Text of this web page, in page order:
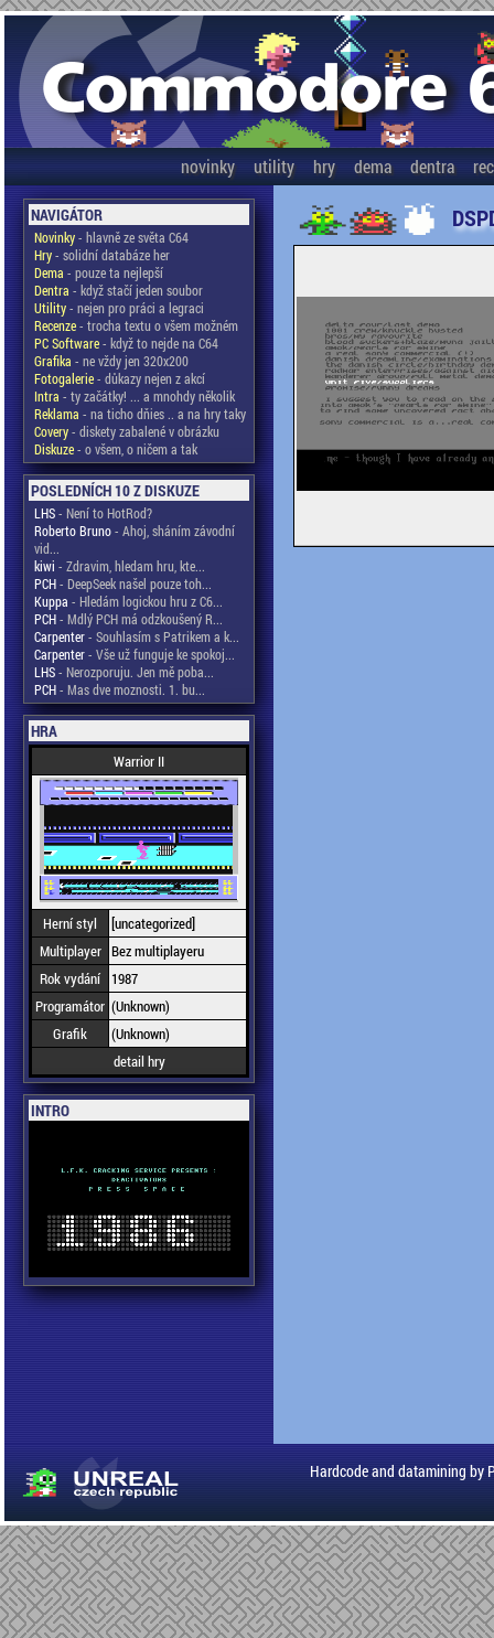
novinky utility hry dema dentra
NAVIGÁTOR
Novinky- hlavně ze světa C64
Hry- solidní databáze her
Dema - pouze ta nejlepší
Dentra - když stačí jeden soubor
Utility- nejen pro práci a legraci
Recenze- trocha textu o všem možném
PC Software- když to nejde na C64
Grafika - ne vždy jen 320x200
Fotogalerie- důkazy nejen z akcí
Intra - ty začátky! ... a mnohdy několik
Reklama - na ticho dňies .. a na hry taky
Covery- diskety zabalené v obrázku
Diskuze- o všem, o ničem a tak
POSLEDNÍCH 10 Z DISKUZE
LHS- Není to HotRod?
Roberto Bruno- Ahoj, sháním závodní
vid...
kiwi - Zdravim, hledam hru, kte...
PCH- DeepSeek našel pouze toh...
Kuppa - Hledám logickou hru z C6...
PCH- Mdlý PCH má odzkoušený R...
Carpenter- Souhlasím s Patrikem a k...
Carpenter- Vše už funguje ke spokoj...
LHS- Nerozporuju. Jen mě poba...
PCH- Mas dve moznosti. 1. bu...
HRA
Warrior II
Herní styl
[uncategorized]
Multiplayer Bez multiplayeru
Rok vydání
1987
Programátor (Unknown)
Grafik
(Unknown)
detail hry
INTRO
Hardcode and datamining by